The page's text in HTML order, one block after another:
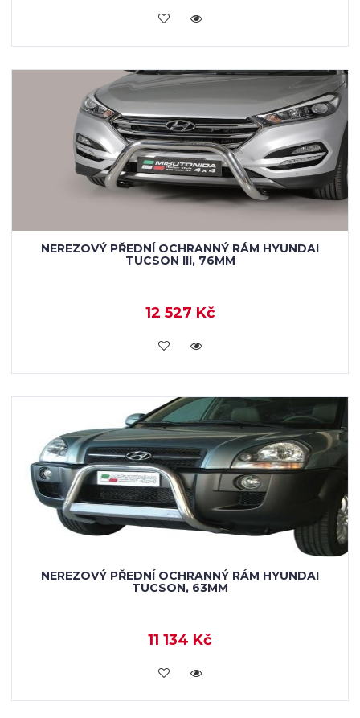
KOUPIT
NEREZOVÝ PŘEDNÍ OCHRANNÝ RÁM HYUNDAI
TUCSON III, 76MM
12 527 Kč
KOUPIT
NEREZOVÝ PŘEDNÍ OCHRANNÝ RÁM HYUNDAI
TUCSON, 63MM
11 134 Kč
KOUPIT